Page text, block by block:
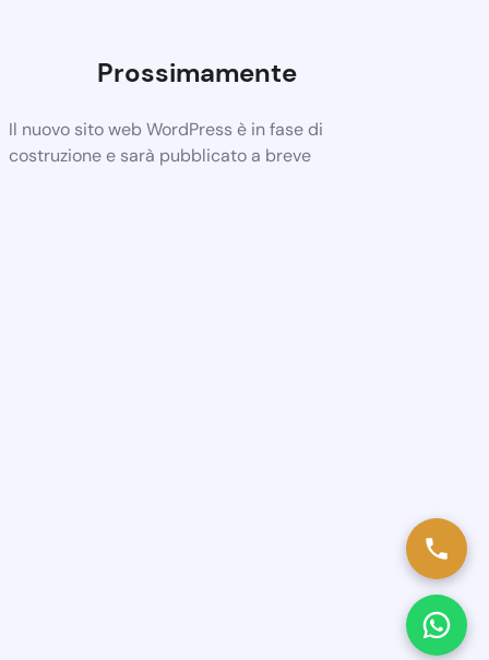
Prossimamente
Il nuovo sito web WordPress è in fase di
costruzione e sarà pubblicato a breve